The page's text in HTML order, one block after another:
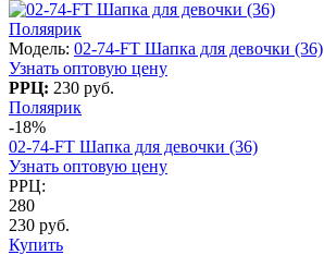
Поляярик
Модель: 02-74-FT Шапка для девочки (36)
Узнать оптовую цену
РРЦ: 230 руб.
Поляярик
-18%
02-74-FT Шапка для девочки (36)
Узнать оптовую цену
РРЦ:
280
230 руб.
Купить